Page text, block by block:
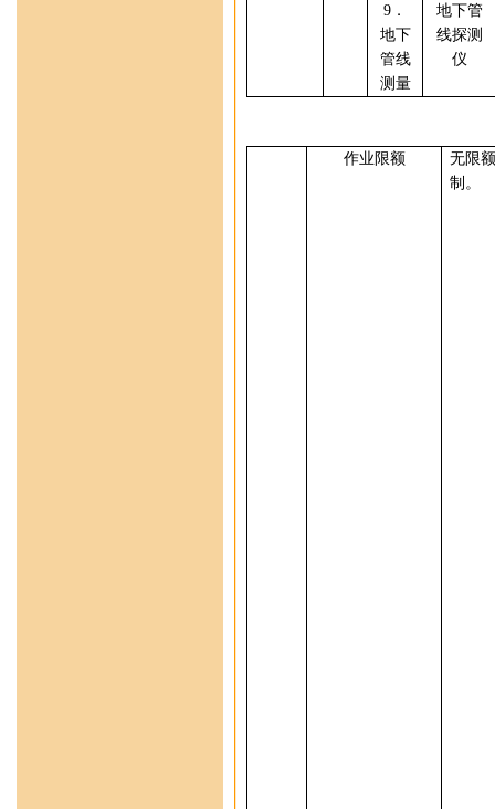
9 ．
地下
管线
测量
地下管
线探测
仪
作业限额
无限
制。